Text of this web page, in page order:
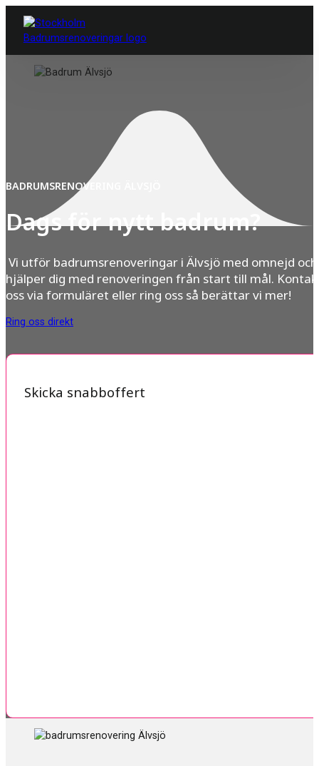
BADRUMSRENOVERING ÄLVSJÖ
Dags för nytt badrum?
Vi utför badrumsrenoveringar i Älvsjö med omnejd och
hjälper dig med renoveringen från start till mål.
oss via formuläret eller ring oss så berättar vi mer!
Ring oss direkt
Skicka snabboffert